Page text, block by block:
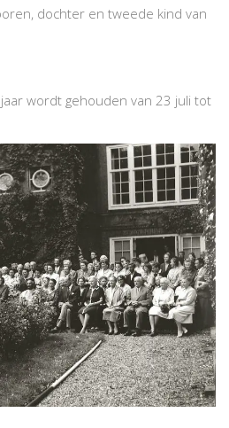
dochter en tweede kind van
wordt gehouden van 23 juli tot